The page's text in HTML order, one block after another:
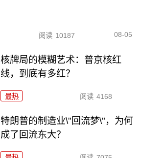
阅读 10187 08-05
核牌局的模糊艺术：普京核红
线，到底有多红？
最热 阅读 4168
特朗普的制造业\"回流梦\"，为何
成了回流东大？